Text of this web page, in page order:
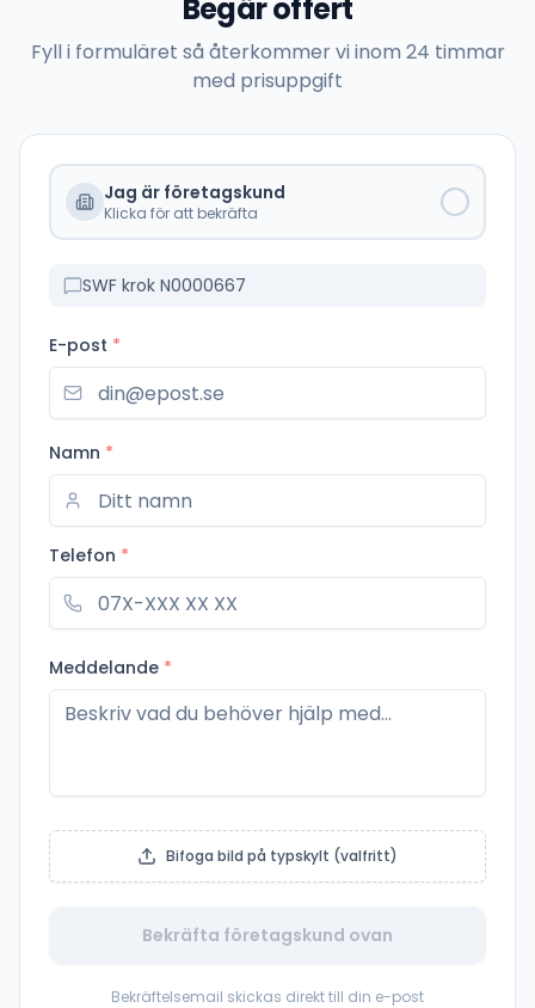
Begär offert
Fyll i formuläret så återkommer vi inom 24 timmar
med prisuppgift
Jag är företagskund
Klicka för att bekräfta
SWF krok N0000667
E-post *
Namn *
Telefon *
Meddelande *
Bifoga bild på typskylt (valfritt)
Bekräfta företagskund ovan
Bekräftelsemail skickas direkt till din e-post